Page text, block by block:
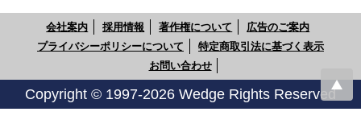
会社案内 採用情報 著作権について
広告のご案内
プライバシーポリシーについて
特定商取引法に基づく表示
お問い合わせ
Copyright © 1997-2026 Wedge Rights Reserved